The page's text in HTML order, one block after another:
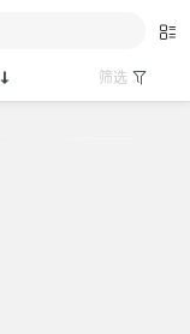
筛选